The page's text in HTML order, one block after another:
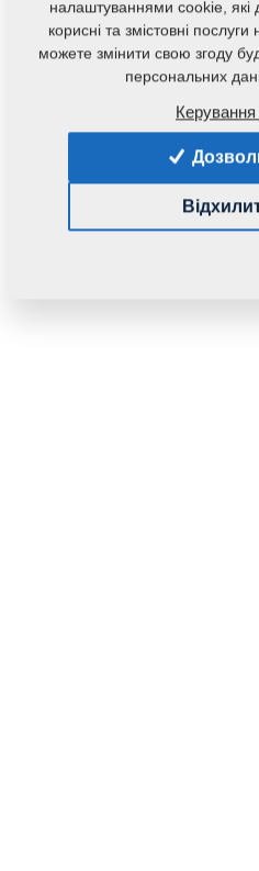
Дана запасна частина
наступного обладнання:
TRITON
Маса:
налаштуваннями cookie, які
корисні та змістовні
можете змінити свою згоду
персональних